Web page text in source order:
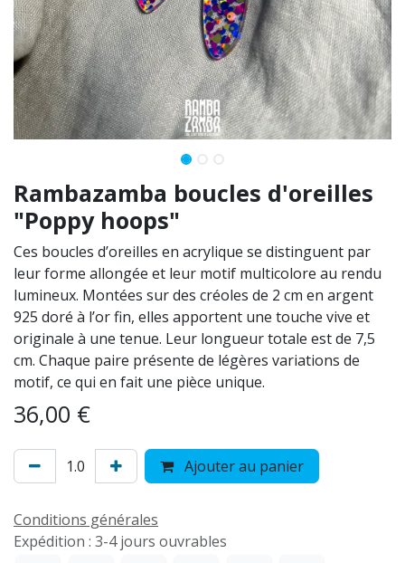
Rambazamba boucles d'oreilles
"Poppy hoops"
Ces boucles d’oreilles en acrylique se distinguent par
leur forme allongée et leur motif multicolore au rendu
lumineux. Montées sur des créoles de 2 cm en argent
925 doré à l’or fin, elles apportent une touche vive et
originale à une tenue. Leur longueur totale est de 7,5
cm. Chaque paire présente de légères variations de
motif, ce qui en fait une pièce unique.
36,00 €
Ajouter au panier
Conditions générales
Expédition : 3-4 jours ouvrables